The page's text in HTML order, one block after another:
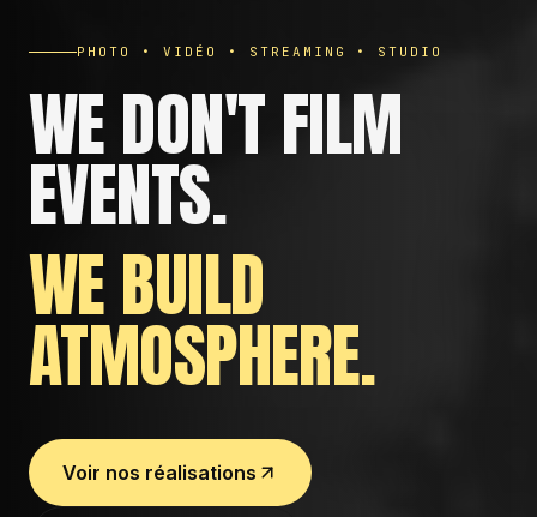
PHOTO • VIDÉO • STREAMING • STUDIO
WE DON'T FILM
EVENTS.
WE BUILD
ATMOSPHERE.
Voir nos réalisations